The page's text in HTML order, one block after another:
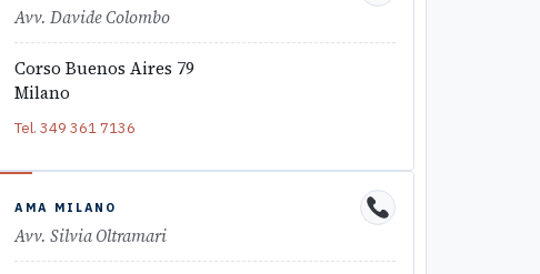
Avv. Davide Colombo
Corso Buenos Aires 79
Milano
Tel. 349 361 7136
AMA MILANO
Avv. Silvia Oltramari